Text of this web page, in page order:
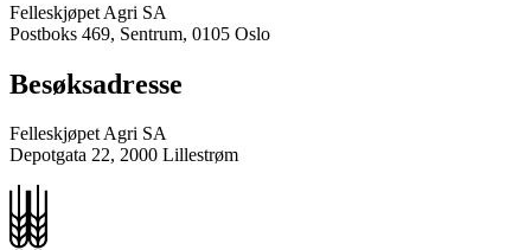
Felleskjøpet Agri SA
Postboks 469, Sentrum, 0105 Oslo
Besøksadresse
Felleskjøpet Agri SA
Depotgata 22, 2000 Lillestrøm